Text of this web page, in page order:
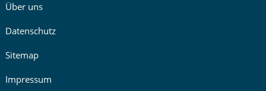
Über uns
Datenschutz
Sitemap
Impressum